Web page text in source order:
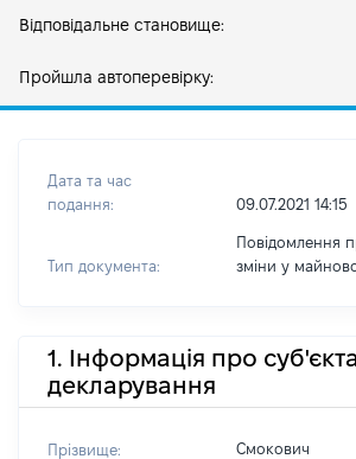
Відповідальне становище:
Пройшла автоперевірку:
Дата та час
подання:
09.07.2021 14:15
Тип документа:
Повідомлення
зміни y
1. Інформація про суб'єкта
декларування
Прізвище: Смокович